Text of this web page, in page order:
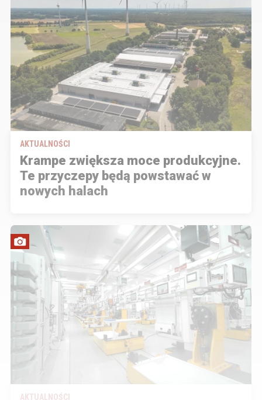
AKTUALNOŚCI
Krampe zwiększa moce produkcyjne.
Te przyczepy będą powstawać w
nowych halach
AKTUALNOŚCI